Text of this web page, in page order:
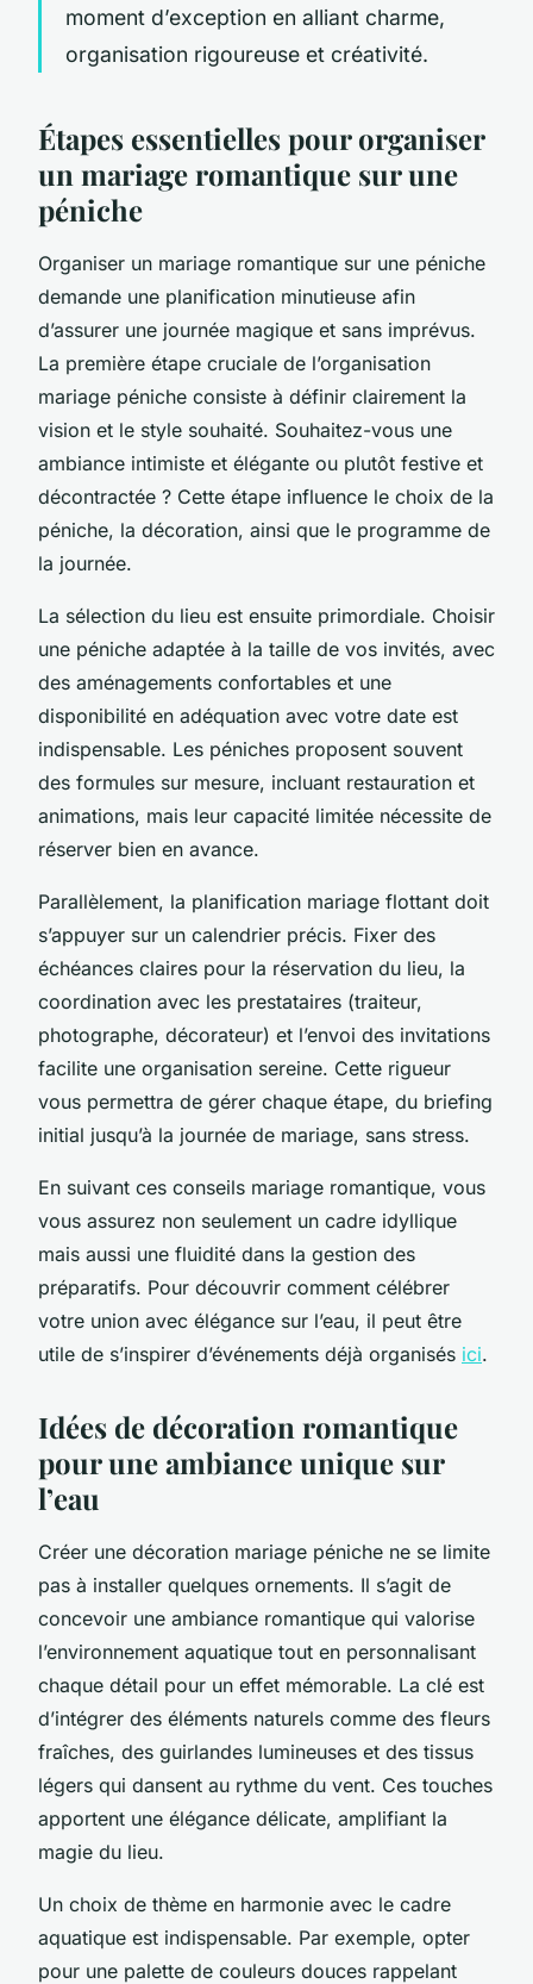
moment d’exception en alliant charme,
organisation rigoureuse et créativité.
Étapes essentielles pour organiser
un mariage romantique sur une
péniche
Organiser un mariage romantique sur une péniche
demande une planification minutieuse afin
d’assurer une journée magique et sans imprévus.
La première étape cruciale de l’organisation
mariage péniche consiste à définir clairement la
vision et le style souhaité. Souhaitez-vous une
ambiance intimiste et élégante ou plutôt festive et
décontractée ? Cette étape influence le choix de la
péniche, la décoration, ainsi que le programme de
la journée.
La sélection du lieu est ensuite primordiale. Choisir
une péniche adaptée à la taille de vos invités, avec
des aménagements confortables et une
disponibilité en adéquation avec votre date est
indispensable. Les péniches proposent souvent
des formules sur mesure, incluant restauration et
animations, mais leur capacité limitée nécessite de
réserver bien en avance.
Parallèlement, la planification mariage flottant doit
s’appuyer sur un calendrier précis. Fixer des
échéances claires pour la réservation du lieu, la
coordination avec les prestataires (traiteur,
photographe, décorateur) et l’envoi des invitations
facilite une organisation sereine. Cette rigueur
vous permettra de gérer chaque étape, du briefing
initial jusqu’à la journée de mariage, sans stress.
En suivant ces conseils mariage romantique, vous
vous assurez non seulement un cadre idyllique
mais aussi une fluidité dans la gestion des
préparatifs. Pour découvrir comment célébrer
votre union avec élégance sur l’eau, il peut être
utile de s’inspirer d’événements déjà organisés ici.
Idées de décoration romantique
pour une ambiance unique sur
l’eau
Créer une décoration mariage péniche ne se limite
pas à installer quelques ornements. Il s’agit de
concevoir une ambiance romantique qui valorise
l’environnement aquatique tout en personnalisant
chaque détail pour un effet mémorable. La clé est
d’intégrer des éléments naturels comme des fleurs
fraîches, des guirlandes lumineuses et des tissus
légers qui dansent au rythme du vent. Ces touches
apportent une élégance délicate, amplifiant la
magie du lieu.
Un choix de thème en harmonie avec le cadre
aquatique est indispensable. Par exemple, opter
pour une palette de couleurs douces rappelant